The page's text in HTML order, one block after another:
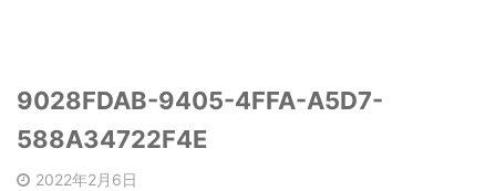
9028FDAB-9405-4FFA-A5D7-
588A34722F4E
2022年2月6日